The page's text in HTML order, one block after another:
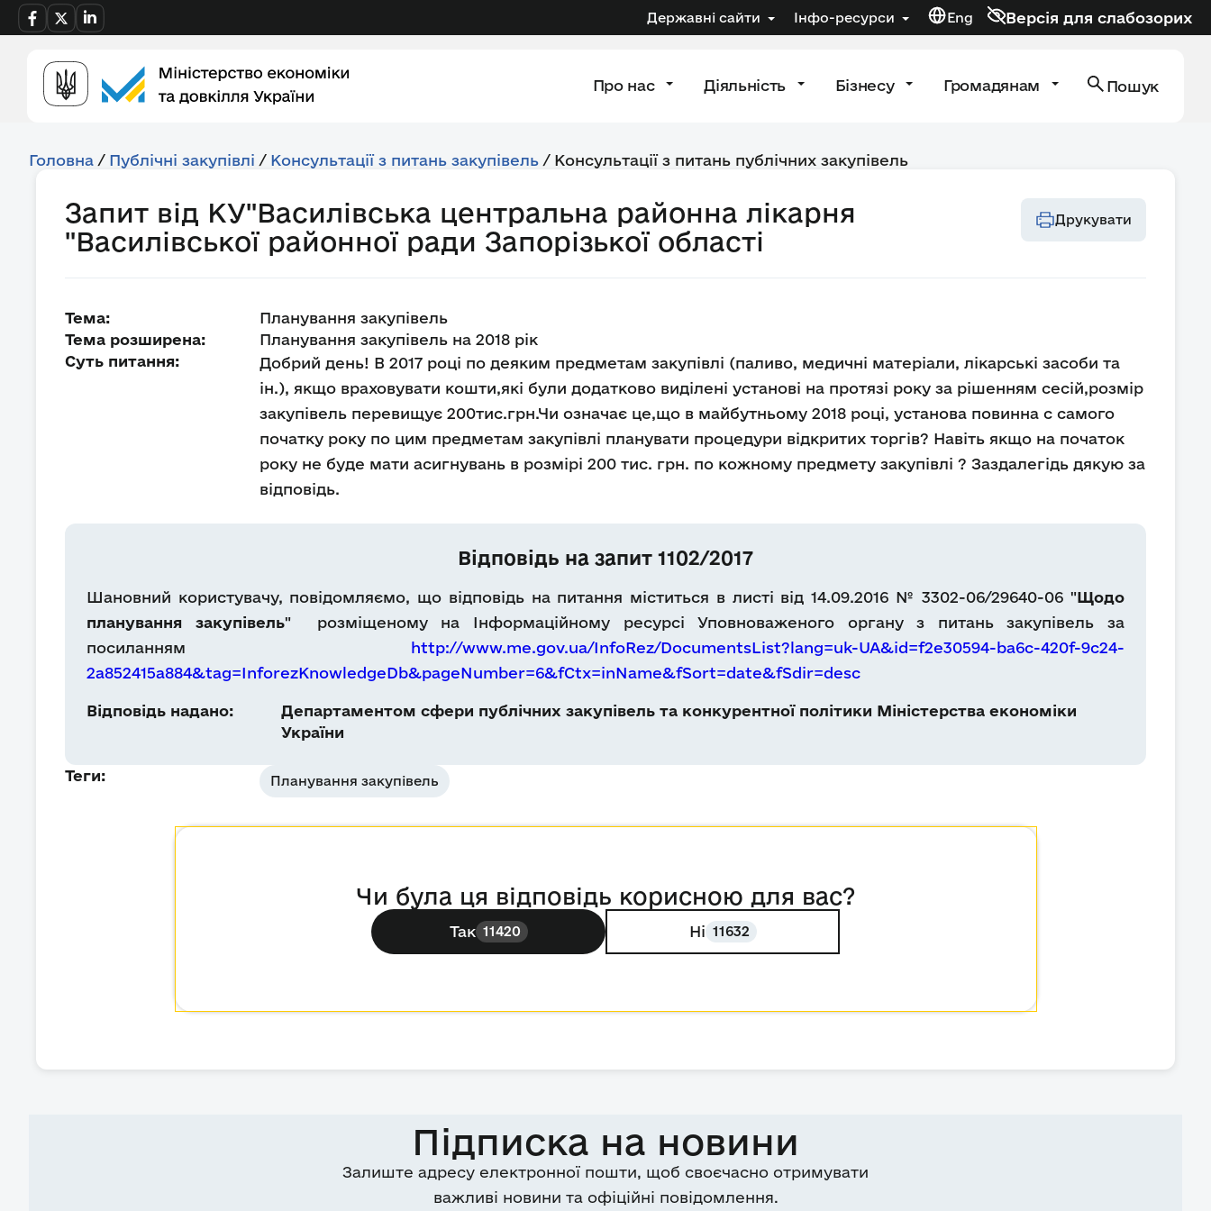
Державні сайти Інфо-ресурси Eng Версія для слабозорих
Про нас Діяльність Бізнесу Громадянам Пошук
Головна / Публічні закупівлі / Консультації з питань закупівель / Консультації з питань публічних закупівель
Запит від КУ"Василівська центральна районна лікарня
"Василівської районної ради Запорізької області
Друкувати
Тема:
Планування закупівель
Тема розширена:
Планування закупівель на 2018 рік
Суть питання:
Добрий день! В 2017 році по деяким предметам закупівлі (паливо, медичні матеріали, лікарські засоби та
ін.), якщо враховувати кошти,які були додатково виділені установі на протязі року за рішенням сесій,розмір
закупівель перевищує 200тис.грн.Чи означає це,що в майбутньому 2018 році, установа повинна с самого
початку року по цим предметам закупівлі планувати процедури відкритих торгів? Навіть якщо на початок
року не буде мати асигнувань в розмірі 200 тис. грн. по кожному предмету закупівлі ? Заздалегідь дякую за
відповідь.
Відповідь на запит 1102/2017
Шановний користувачу, повідомляємо, що відповідь на питання міститься в листі від 14.09.2016 № 3302-06/29640-06 "Щодо
планування закупівель" розміщеному на Інформаційному ресурсі Уповноваженого органу з питань закупівель за
посиланням http://www.me.gov.ua/InfoRez/DocumentsList?lang=uk-UA&id=f2e30594-ba6c-420f-9c24-
2a852415a884&tag=InforezKnowledgeDb&pageNumber=6&fCtx=inName&fSort=date&fSdir=desc
Відповідь надано:
Департаментом сфери публічних закупівель та конкурентної політики Міністерства економіки
України
Теги: Планування закупівель
Чи була ця відповідь корисною для вас?
Так 11420 Ні 11632
Підписка на новини
Залиште адресу електронної пошти, щоб своєчасно отримувати
важливі новини та офіційні повідомлення.